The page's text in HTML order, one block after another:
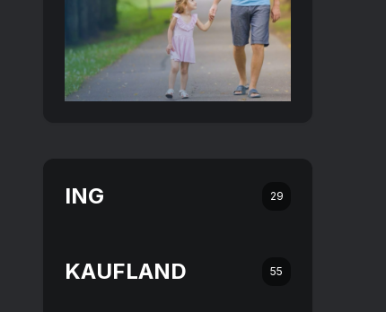
ING 29
KAUFLAND 55